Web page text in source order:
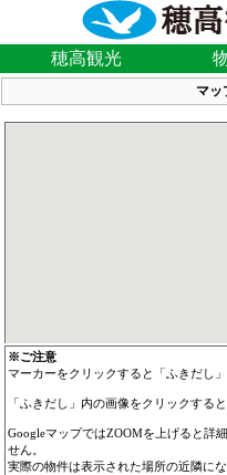
穂高観光
マッ
※ご注意
マーカーをクリックすると「ふきだし
「ふきだし」内の画像をクリックする
GoogleマップではZOOMを上げると詳
せん。
実際の物件は表示された場所の近隣にな